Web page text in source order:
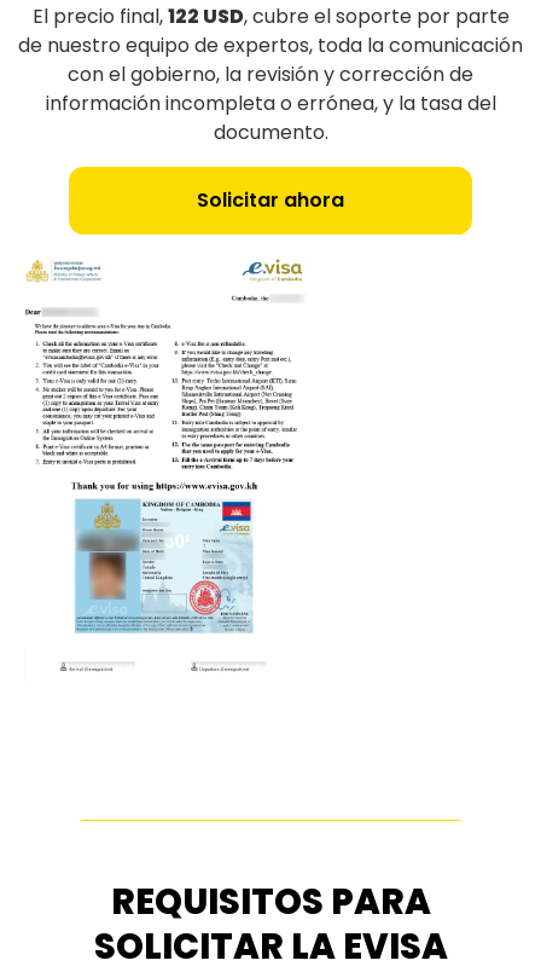
El precio final,122 USD, cubre el soporte por parte
de nuestro equipo de expertos, toda la comunicación
con el gobierno, la revisión y corrección de
información incompleta o errónea, y la tasa del
documento.
Solicitar ahora
REQUISITOS PARA
SOLICITAR LA EVISA